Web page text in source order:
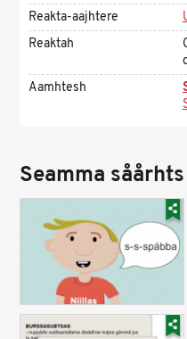
Reakta-aajhtere
Reaktah
Aamhtesh
Seamma